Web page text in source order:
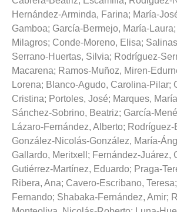
Hernández-Arminda, Farina; María-
Gamboa; García-Bermejo, María-Laura;
Milagros; Conde-Moreno, Elisa;
Serrano-Huertas, Silvia; Rodríguez-
Macarena; Ramos-Muñoz, Miren-
Lorena; Blanco-Agudo, Carolina-Pilar;
Cristina; Portoles, José; Marques, María
Sánchez-Sobrino, Beatriz; García-
Lázaro-Fernández, Alberto;
González-Nicolás-González, María-
Gallardo, Meritxell ; Fernández-Juárez,
Gutiérrez-Martínez, Eduardo; Praga-
Ribera, Ana; Cavero-Escribano, Teresa;
Fernando; Shabaka-Fernández, Amir;